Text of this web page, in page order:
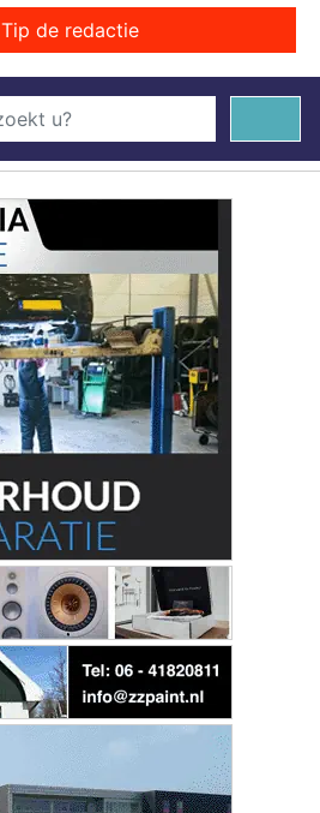
Tip de redactie